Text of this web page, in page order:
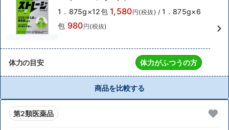
1．875g×12包 1,580円(税抜) / 1．875g×6
包 980円(税抜)
体力の目安 体力がふつうの方
商品を比較する
第2類医薬品